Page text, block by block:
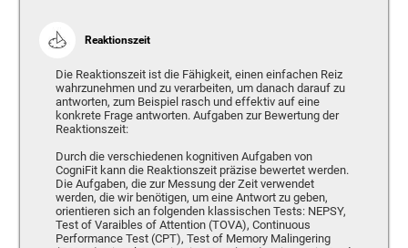
Reaktionszeit
Die Reaktionszeit ist die Fähigkeit, einen einfachen Reiz
wahrzunehmen und zu verarbeiten, um danach darauf zu
antworten, zum Beispiel rasch und effektiv auf eine
konkrete Frage antworten. Aufgaben zur Bewertung der
Reaktionszeit:
Durch die verschiedenen kognitiven Aufgaben von
CogniFit kann die Reaktionszeit präzise bewertet werden.
Die Aufgaben, die zur Messung der Zeit verwendet
werden, die wir benötigen, um eine Antwort zu geben,
orientieren sich an folgenden klassischen Tests: NEPSY,
Test of Varaibles of Attention (TOVA), Continuous
Performance Test (CPT), Test of Memory Malingering